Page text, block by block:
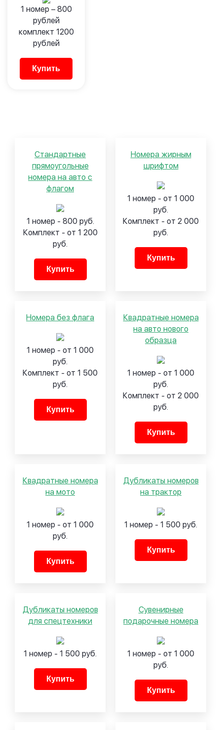
1 номер – 800
рублей
комплект 1200
рублей
Купить
Стандартные
прямоугольные
номера на авто с
флагом
1 номер - 800 руб.
Комплект - от 1 200
руб.
Купить
Номера жирным
шрифтом
1 номер - от 1 000
руб.
Комплект - от 2 000
руб.
Купить
Номера без флага
1 номер - от 1 000
руб.
Комплект - от 1 500
руб.
Купить
Квадратные номера
на авто нового
образца
1 номер - от 1 000
руб.
Комплект - от 2 000
руб.
Купить
Квадратные номера
на мото
1 номер - от 1 000
руб.
Купить
Дубликаты номеров
на трактор
1 номер - 1 500 руб.
Купить
Дубликаты номеров
для спецтехники
1 номер - 1 500 руб.
Купить
Сувенирные
подарочные номера
1 номер - от 1 000
руб.
Купить